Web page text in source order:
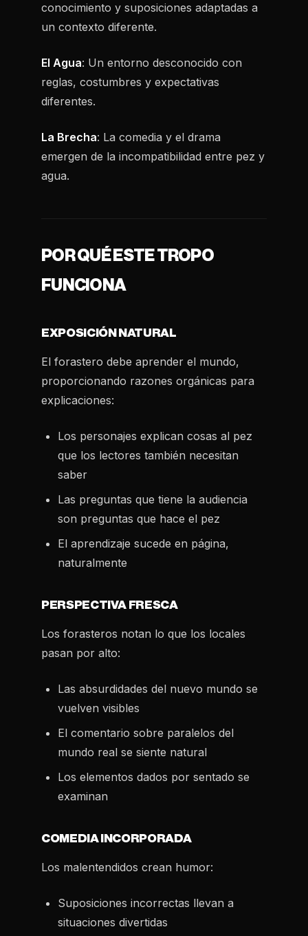
conocimiento y suposiciones adaptadas a
un contexto diferente.
El Agua: Un entorno desconocido con
reglas, costumbres y expectativas
diferentes.
La Brecha: La comedia y el drama
emergen de la incompatibilidad entre pez y
agua.
POR QUÉ ESTE TROPO
FUNCIONA
EXPOSICIÓN NATURAL
El forastero debe aprender el mundo,
proporcionando razones orgánicas para
explicaciones:
Los personajes explican cosas al pez
que los lectores también necesitan
saber
Las preguntas que tiene la audiencia
son preguntas que hace el pez
El aprendizaje sucede en página,
naturalmente
PERSPECTIVA FRESCA
Los forasteros notan lo que los locales
pasan por alto:
Las absurdidades del nuevo mundo se
vuelven visibles
El comentario sobre paralelos del
mundo real se siente natural
Los elementos dados por sentado se
examinan
COMEDIA INCORPORADA
Los malentendidos crean humor:
Suposiciones incorrectas llevan a
situaciones divertidas